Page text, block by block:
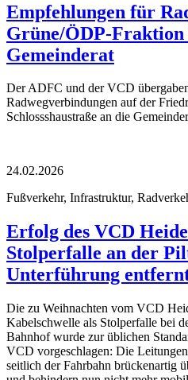
Empfehlungen für
Grüne/ÖDP-
Gemeinderat
Der ADFC und der VCD
Radwegverbindungen auf der
Schlossshaustraße an die
24.02.2026
Fußverkehr, Infrastruktur,
Erfolg des VCD
Stolperfalle an der
Unterführung
Die zu Weihnachten vom VCD
Kabelschwelle als Stolperfalle bei
Bahnhof wurde zur üblichen
VCD vorgeschlagen: Die
seitlich der Fahrbahn brückenartig